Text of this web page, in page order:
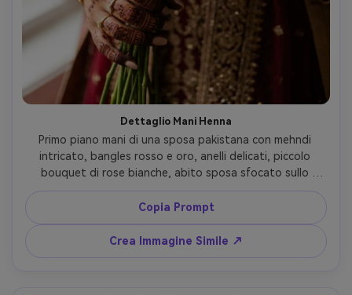
Dettaglio Mani Henna
Primo piano mani di una sposa pakistana con mehndi
intricato, bangles rosso e oro, anelli delicati, piccolo
bouquet di rose bianche, abito sposa sfocato sullo
sfondo, scattata con Canon R5, 90mm macro, f/2.8, luce
diffusa da finestra, linee dell’henné nitide, fotorealistica,
scatto di dettaglio nuziale di lusso --ar 4:5
Copia Prompt
Crea Immagine Simile ↗